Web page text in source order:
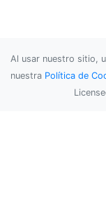
Al usar nuestro sitio,
nuestra Política de